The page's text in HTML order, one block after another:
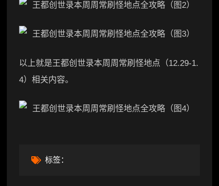
以上就是王都创世录本周周常刷怪地点（12.29-1.
4）相关内容。
标签：